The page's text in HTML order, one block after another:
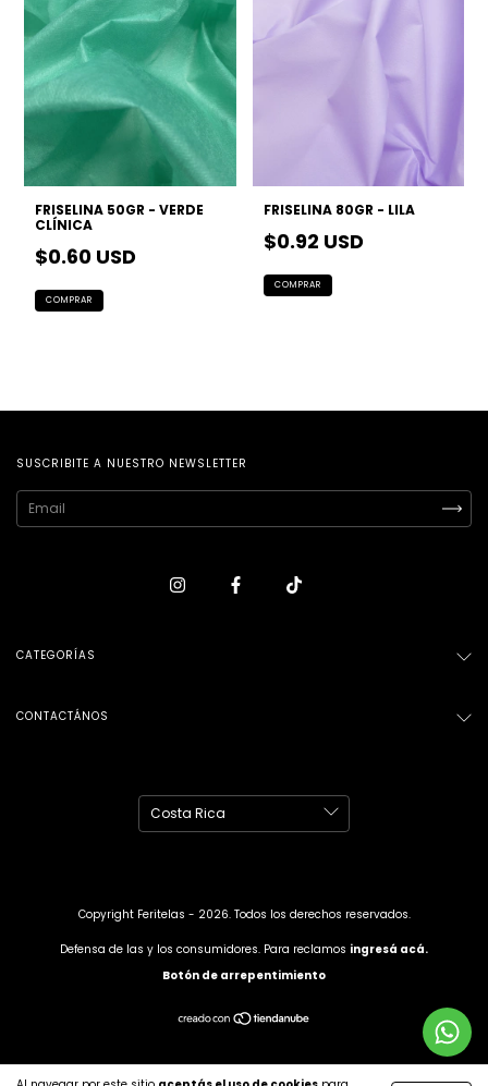
FRISELINA 50GR - VERDE
CLÍNICA
$0.60 USD
FRISELINA 80GR - LILA
$0.92 USD
SUSCRIBITE A NUESTRO NEWSLETTER
CATEGORÍAS
CONTACTÁNOS
Copyright Feritelas - 2026. Todos los derechos reservados.
Defensa de las y los consumidores. Para reclamos ingresá acá.
Botón de arrepentimiento